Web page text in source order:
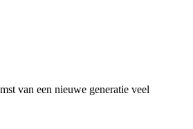
van een nieuwe generatie veel